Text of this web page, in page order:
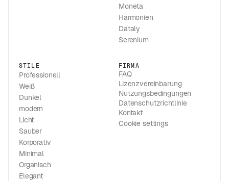
Moneta
Harmonien
Dataly
Serenium
STILE
Professionell
Weiß
Dunkel
modern
Licht
Sauber
Korporativ
Minimal
Organisch
Elegant
FIRMA
FAQ
Lizenzvereinbarung
Nutzungsbedingungen
Datenschutzrichtlinie
Kontakt
Cookie settings